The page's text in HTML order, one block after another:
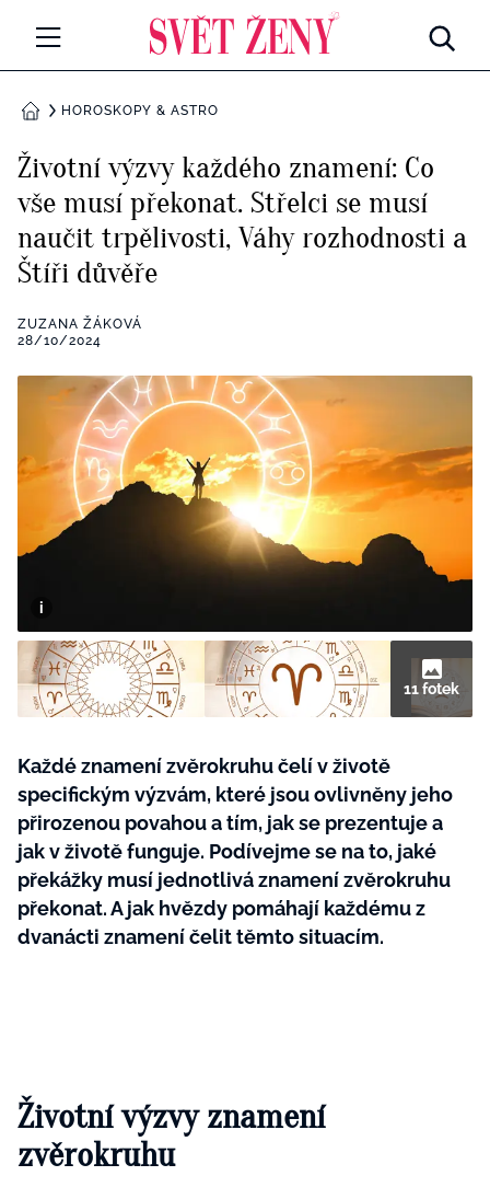
CELEBRITY
Všechny kategorie
Rozhovory
RETROHUBKY
PSYCHOLOGIE
Seberozvoj
ZDRAVÍ
Životní styl
ZÁBAVA
Všechny kategorie
Testy a kvízy
BYDLENÍ
Všechny kategorie
Tvoření
BurdaMedia
Extra
SVĚT ŽENY - 599 KČ
DOMŮHOROSKOPY & ASTRO
Životní výzvy každého znamení: Co
vše musí překonat. Střelci se musí
naučit trpělivosti, Váhy rozhodnosti a
Štíři důvěře
ZUZANA ŽÁKOVÁ
28/10/2024
11 fotek
Každé znamení zvěrokruhu čelí v životě
specifickým výzvám, které jsou ovlivněny jeho
přirozenou povahou a tím, jak se prezentuje a
jak v životě funguje. Podívejme se na to, jaké
překážky musí jednotlivá znamení zvěrokruhu
překonat. A jak hvězdy pomáhají každému z
dvanácti znamení čelit těmto situacím.
Životní výzvy znamení
zvěrokruhu